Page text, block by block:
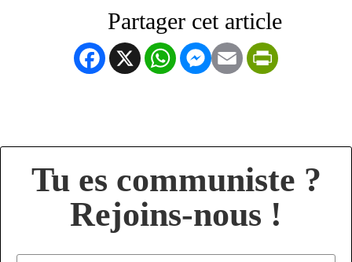
Facebook
X WhatsApp
Messenger
Email
Tu es communiste ?
Rejoins-nous !